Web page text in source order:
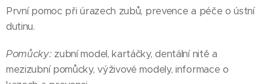
První pomoc při úrazech zubů, prevence a péče o ústní
dutinu.
Pomůcky:zubní model, kartáčky, dentální nitě a
mezizubní pomůcky, výživové modely, informace o